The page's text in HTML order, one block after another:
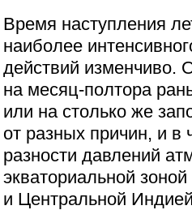
Время наступления
наиболее
действий изменчиво.
на месяц-полтора
или на столько же
от разных причин, и в
разности давлений
экваториальной
и Центральной